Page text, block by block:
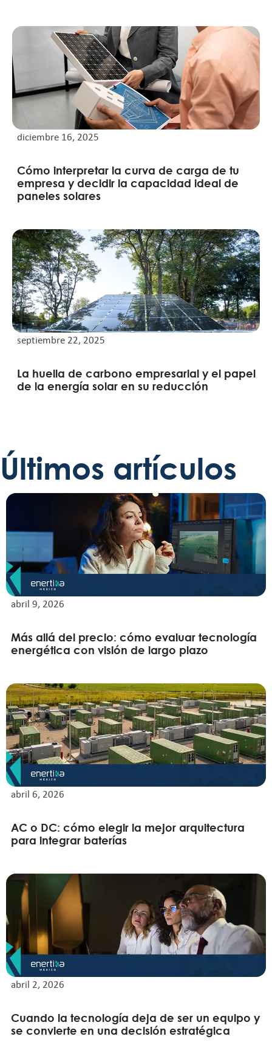
diciembre 16, 2025
Cómo interpretar la curva de carga de tu
empresa y decidir la capacidad ideal de
paneles solares
septiembre 22, 2025
La huella de carbono empresarial y el papel
de la energía solar en su reducción
Últimos artículos
abril 9, 2026
Más allá del precio: cómo evaluar tecnología
energética con visión de largo plazo
abril 6, 2026
AC o DC: cómo elegir la mejor arquitectura
para integrar baterías
abril 2, 2026
Cuando la tecnología deja de ser un equipo y
se convierte en una decisión estratégica